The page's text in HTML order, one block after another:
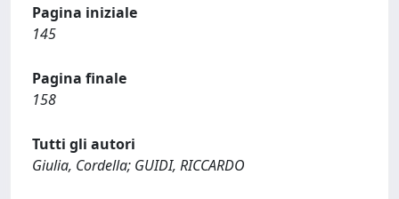
Pagina iniziale
145
Pagina finale
158
Tutti gli autori
Giulia, Cordella; GUIDI, RICCARDO